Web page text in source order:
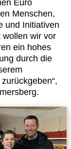
Euro
Menschen,
und Initiativen
wollen wir vor
ein hohes
durch die